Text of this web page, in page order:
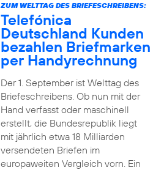
ZUM WELTTAG DES BRIEFESCHREIBENS:
Telefónica
Deutschland Kunden
bezahlen Briefmarken
per Handyrechnung
Der 1. September ist Welttag des
Briefeschreibens. Ob nun mit der
Hand verfasst oder maschinell
erstellt, die Bundesrepublik liegt
mit jährlich etwa 18 Milliarden
versendeten Briefen im
europaweiten Vergleich vorn. Ein